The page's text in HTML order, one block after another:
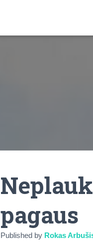
pagaus
Published by Rokas